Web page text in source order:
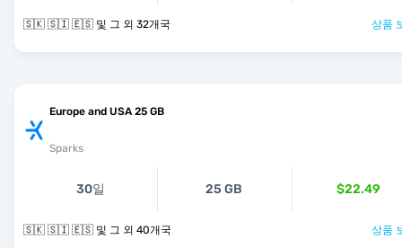
🇸🇰 🇸🇮 🇪🇸 및 그 외 32개국 상품
Europe and USA 25 GB
Sparks
30일 25 GB $22.49
🇸🇰 🇸🇮 🇪🇸 및 그 외 40개국 상품